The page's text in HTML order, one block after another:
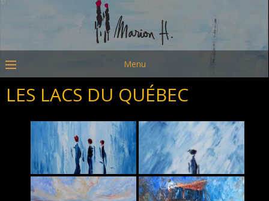
Menu
LES LACS DU QUÉBEC